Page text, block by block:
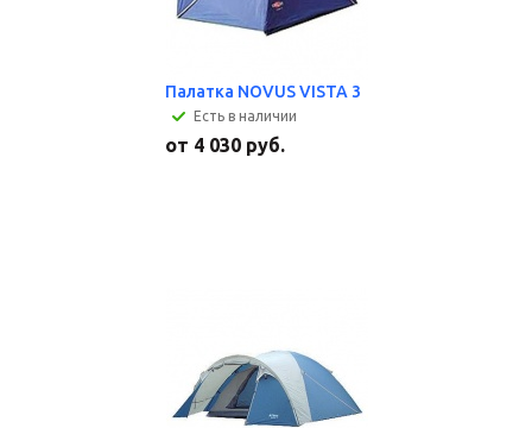
Палатка NOVUS VISTA 3
Есть в наличии
от 4 030 руб.